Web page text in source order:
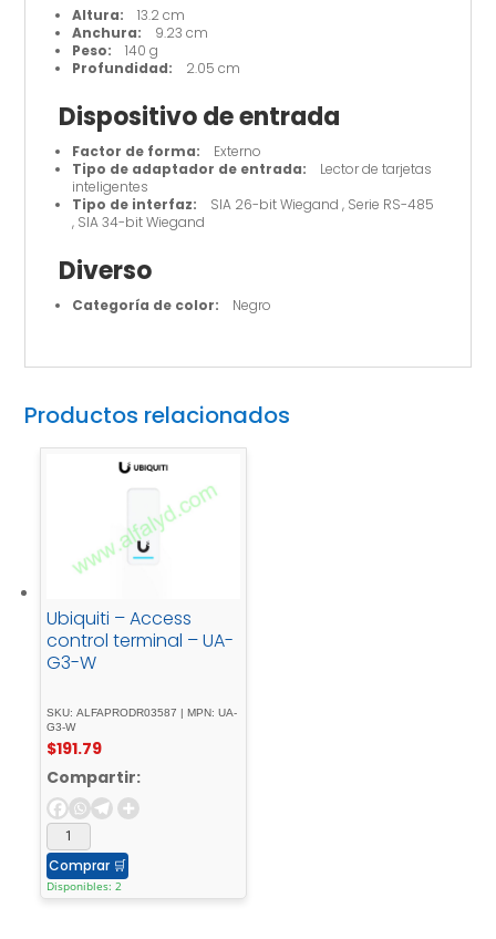
Altura: 13.2 cm
Anchura: 9.23 cm
Peso: 140 g
Profundidad: 2.05 cm
Dispositivo de entrada
Factor de forma: Externo
Tipo de adaptador de entrada: Lector de tarjetas
inteligentes
Tipo de interfaz: SIA 26-bit Wiegand , Serie RS-485
, SIA 34-bit Wiegand
Diverso
Categoría de color: Negro
Productos relacionados
Ubiquiti – Access
control terminal – UA-
G3-W
SKU: ALFAPRODR03587 | MPN: UA-
G3-W
$191.79
Compartir:
Comprar 🛒
Disponibles: 2